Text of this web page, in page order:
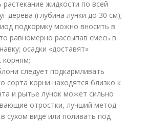
жидкости по всей
дерева (глубина лунки до 30 см);
подкормку можно вносить в
равномерно рассыпав смесь в
осадки «доставят»
корням;
следует подкармливать
сорта корни находятся близко к
и рытье лунок может сильно
отростки, лучший метод -
сухом виде или поливать под